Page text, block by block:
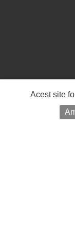
Acest site